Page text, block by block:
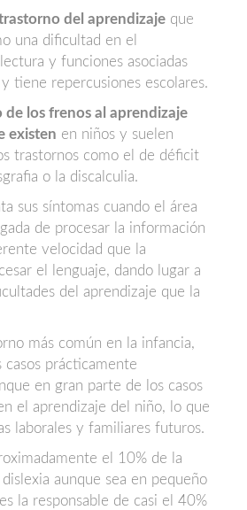
del aprendizaje que
una dificultad en el
y funciones asociadas
tiene repercusiones escolares.
de los frenos al aprendizaje
existen en niños y suelen
trastornos como el de déficit
o la discalculia.
sus síntomas cuando el área
de procesar la información
velocidad que la
el lenguaje, dando lugar a
del aprendizaje que la
más común en la infancia,
casos prácticamente
en gran parte de los casos
el aprendizaje del niño, lo que
laborales y familiares futuros.
el 10% de la
aunque sea en pequeño
la responsable de casi el 40%